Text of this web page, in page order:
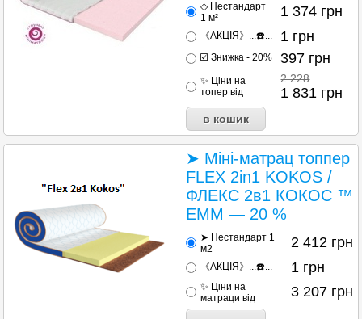
◇ Нестандарт
1 м²
1 374 грн
《АКЦІЯ》...☎️... 1 грн
☑️ Знижка - 20% 397 грн
✨ Ціни на
топер від
2 228
1 831 грн
➤ Міні-матрац топпер
FLEX 2in1 KOKOS /
ФЛЕКС 2в1 КОКОС ™
ЕММ — 20 %
➤ Нестандарт 1
м2
2 412 грн
《АКЦІЯ》...☎️... 1 грн
✨ Ціни на
матраци від
3 207 грн